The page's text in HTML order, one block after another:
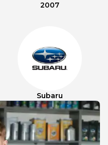
2007
Subaru